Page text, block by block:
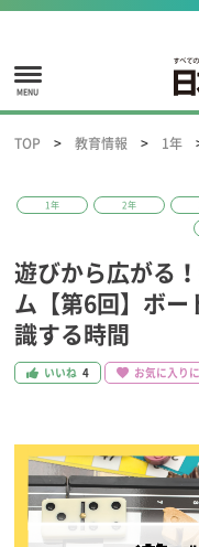
MENU
TOP 教育情報 1年
遊びから広がる
ム【第6回】ボー
識する時間
1年 2年
いいね 4 お気に入り